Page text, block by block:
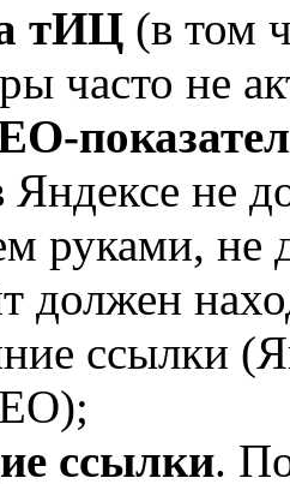
тИЦ (в том
часто не
Яндексе не
руками,
должен
ссылки
ссылки.